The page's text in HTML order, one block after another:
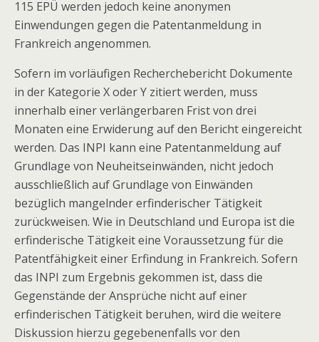
115 EPÜ werden jedoch keine anonymen
Einwendungen gegen die Patentanmeldung in
Frankreich angenommen.
Sofern im vorläufigen Recherchebericht Dokumente
in der Kategorie X oder Y zitiert werden, muss
innerhalb einer verlängerbaren Frist von drei
Monaten eine Erwiderung auf den Bericht eingereicht
werden. Das INPI kann eine Patentanmeldung auf
Grundlage von Neuheitseinwänden, nicht jedoch
ausschließlich auf Grundlage von Einwänden
bezüglich mangelnder erfinderischer Tätigkeit
zurückweisen. Wie in Deutschland und Europa ist die
erfinderische Tätigkeit eine Voraussetzung für die
Patentfähigkeit einer Erfindung in Frankreich. Sofern
das INPI zum Ergebnis gekommen ist, dass die
Gegenstände der Ansprüche nicht auf einer
erfinderischen Tätigkeit beruhen, wird die weitere
Diskussion hierzu gegebenenfalls vor den